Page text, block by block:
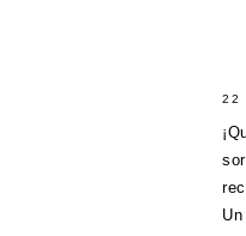
22